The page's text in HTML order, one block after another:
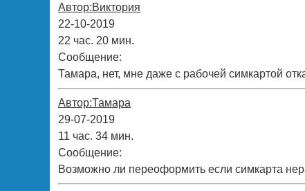
Автор:Виктория
22-10-2019
22 час. 20 мин.
Сообщение:
Тамара, нет, мне даже с рабочей симкартой
Автор:Тамара
29-07-2019
11 час. 34 мин.
Сообщение:
Возможно ли переоформить если симкарта